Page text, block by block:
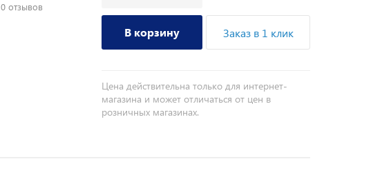
0 отзывов
В корзину Заказ в 1 клик
Цена действительна только для интернет-
магазина и может отличаться от цен в
розничных магазинах.